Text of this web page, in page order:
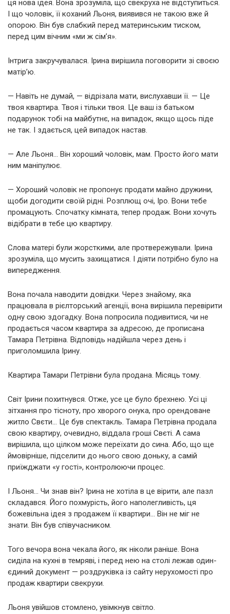
ця нова ідея. Вона зрозуміла, що свекруха не відступиться.
І що чоловік, її коханий Льоня, виявився не такою вже й
опорою. Він був слабкий перед материнським тиском,
перед цим вічним «ми ж сім’я».
Інтрига закручувалася. Ірина вирішила поговорити зі своєю
матір’ю.
— Навіть не думай, — відрізала мати, вислухавши її. — Це
твоя квартира. Твоя і тільки твоя. Це ваш із батьком
подарунок тобі на майбутнє, на випадок, якщо щось піде
не так. І здається, цей випадок настав.
— Але Льоня… Він хороший чоловік, мам. Просто його мати
ним маніпулює.
— Хороший чоловік не пропонує продати майно дружини,
щоби догодити своїй рідні. Розплющ очі, Іро. Вони тебе
промацують. Спочатку кімната, тепер продаж. Вони хочуть
відібрати в тебе цю квартиру.
Слова матері були жорсткими, але протвережували. Ірина
зрозуміла, що мусить захищатися. І діяти потрібно було на
випередження.
Вона почала наводити довідки. Через знайому, яка
працювала в рієлторський агенції, вона вирішила перевірити
одну свою здогадку. Вона попросила подивитися, чи не
продається часом квартира за адресою, де прописана
Тамара Петрівна. Відповідь надійшла через день і
приголомшила Ірину.
Квартира Тамари Петрівни була продана. Місяць тому.
Світ Ірини похитнувся. Отже, усе це було брехнею. Усі ці
зітхання про тісноту, про хворого онука, про орендоване
житло Свєти… Це був спектакль. Тамара Петрівна продала
свою квартиру, очевидно, віддала гроші Свєті. А сама
вирішила, що цілком може переїхати до сина. Або, що ще
ймовірніше, підселити до нього свою доньку, а самій
приїжджати «у гості», контролюючи процес.
І Льоня… Чи знав він? Ірина не хотіла в це вірити, але пазл
складався. Його похмурість, його наполегливість, ця
божевільна ідея з продажем її квартири… Він не міг не
знати. Він був співучасником.
Того вечора вона чекала його, як ніколи раніше. Вона
сиділа на кухні в темряві, і перед нею на столі лежав один-
єдиний документ — роздруківка із сайту нерухомості про
продаж квартири свекрухи.
Льоня увійшов стомлено, увімкнув світло.